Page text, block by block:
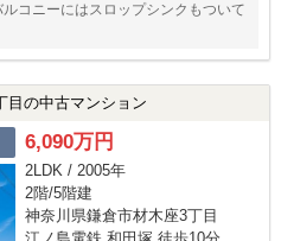
ニーにはスロップシンクもついて
目の中古マンション
6,090万円
2LDK / 2005年
2階/5階建
神奈川県鎌倉市材木座3丁目
江ノ島電鉄 和田塚 徒歩10分